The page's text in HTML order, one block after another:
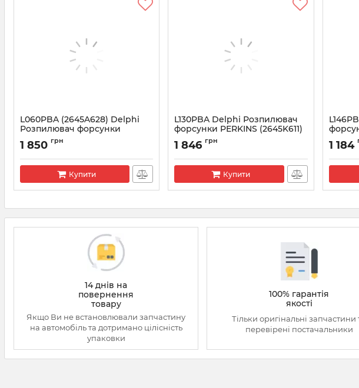
L060PBA (2645A628) Delphi
Розпилювач форсунки
CATERPILLAR, JCB, PERKINS
Артикул:
1 850 грн
Купити
L130PBA Delphi Розпилювач
форсунки PERKINS (2645K611)
Артикул: L130PBA
1 846 грн
Купити
Артикул:
1 184
14 днів на
повернення
товару
Якщо Ви не встановлювали запчастину
на автомобіль та дотримано цілісність
упаковки
100% гарантія
якості
Тільки оригінальні запчастини
перевірені постачальники